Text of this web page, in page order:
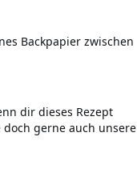
Backpapier zwischen
dir dieses Rezept
doch gerne auch unsere